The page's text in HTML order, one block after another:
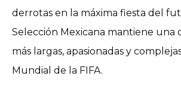
derrotas en la máxima fiesta del
Selección Mexicana mantiene una
más largas, apasionadas y
Mundial de la FIFA.